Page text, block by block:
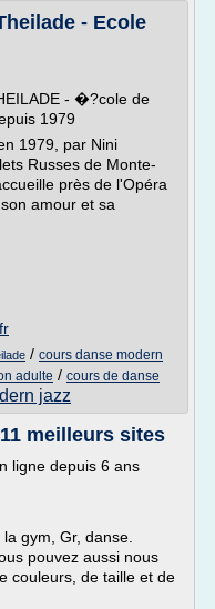
- Ecole
- �?cole de
1979
1979, par Nini
Russes de Monte-
près de l'Opéra
amour et sa
/ cours danse modern
adulte / cours de danse
jazz
meilleurs sites
ligne depuis 6 ans
gym, Gr, danse.
pouvez aussi nous
couleurs, de taille et de